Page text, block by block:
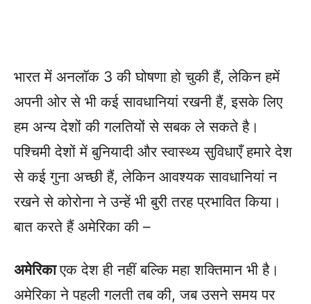
भारत में अनलॉक 3 की घोषणा हो चुकी हैं, लेकिन हमें
अपनी ओर से भी कई सावधानियां रखनी हैं, इसके लिए
हम अन्य देशों की गलतियों से सबक ले सकते है।
पश्चिमी देशों में बुनियादी और स्वास्थ्य सुविधाएँ हमारे देश
से कई गुना अच्छी हैं, लेकिन आवश्यक सावधानियां न
रखने से कोरोना ने उन्हें भी बुरी तरह प्रभावित किया।
बात करते हैं अमेरिका की –
अमेरिकाएक देश ही नहीं बल्कि महा शक्तिमान भी है।
अमेरिका ने पहली गलती तब की, जब उसने समय पर